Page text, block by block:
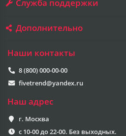
Служба поддержки
Дополнительно
Наши контакты
8 (800) 000-00-00
fivetrend@yandex.ru
Наш адрес
г. Москва
с 10-00 до 22-00. Без выходных.